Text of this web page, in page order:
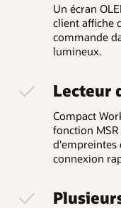
Un écran
client affiche
commande
lumineux.
Lecteur
Compact
fonction
d'empreintes
connexion